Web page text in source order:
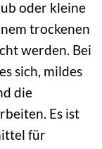
oder kleine
trockenen
werden. Bei
sich, mildes
die
Es ist
für